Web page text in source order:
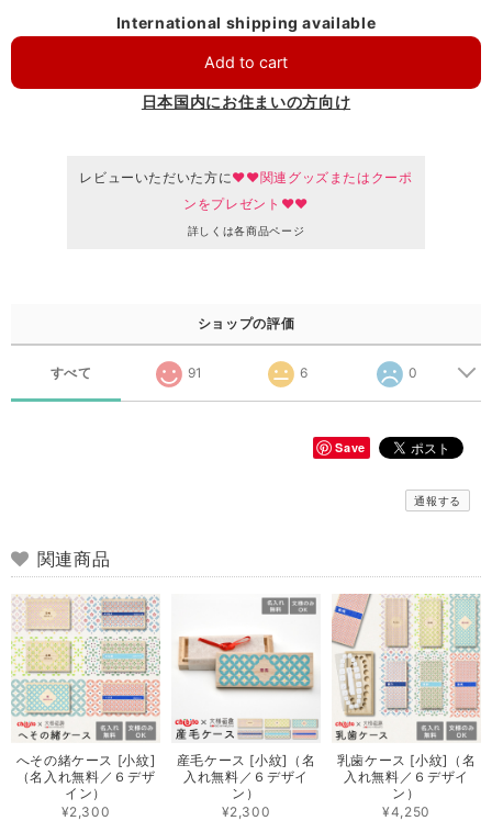
International shipping available
Add to cart
日本国内にお住まいの方向け
レビューいただいた方に♥♥関連グッズまたはクーポ
ンをプレゼント♥♥
詳しくは各商品ページ
ショップの評価
すべて 91 6 0
Save
通報する
関連商品
へその緒ケース [小紋]
（名入れ無料／６デザ
イン）
¥2,300
産毛ケース [小紋]（名
入れ無料／６デザイ
ン）
¥2,300
乳歯ケース [小紋]（名
入れ無料／６デザイ
ン）
¥4,250